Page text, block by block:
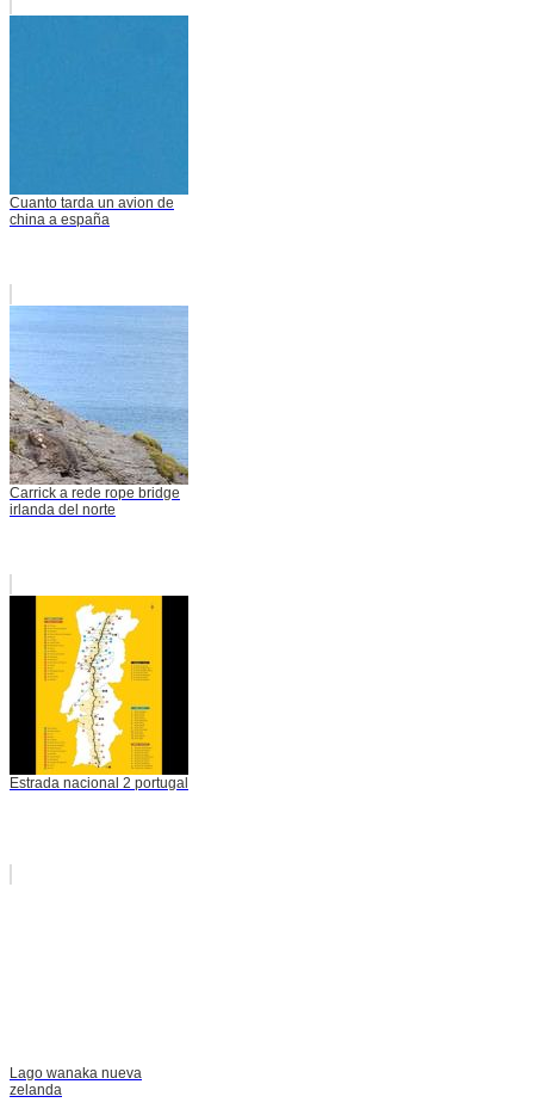
Cuanto tarda un avion de
china a españa
Carrick a rede rope bridge
irlanda del norte
Estrada nacional 2 portugal
Lago wanaka nueva
zelanda